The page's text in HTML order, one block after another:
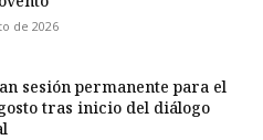
de 2026
sesión permanente para el
tras inicio del diálogo